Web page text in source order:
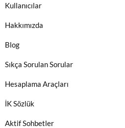
Kullanıcılar
Hakkımızda
Blog
Sıkça Sorulan Sorular
Hesaplama Araçları
İK Sözlük
Aktif Sohbetler